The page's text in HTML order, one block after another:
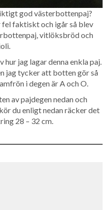
god västerbottenpaj?
fel faktiskt och igår så blev
vitlöksbröd och
hur jag lagar denna enkla paj.
jag tycker att botten gör så
i degen är A och O.
av pajdegen nedan och
du enligt nedan räcker det
28 – 32 cm.